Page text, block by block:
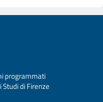
programmati
di Firenze